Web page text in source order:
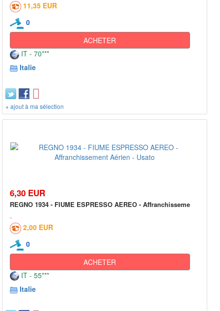
11,35 EUR
0
ACHETER
IT - 70***
Italie
+ ajout à ma sélection
6,30 EUR
REGNO 1934 - FIUME ESPRESSO AEREO - Affranchisseme
2,00 EUR
0
ACHETER
IT - 55***
Italie